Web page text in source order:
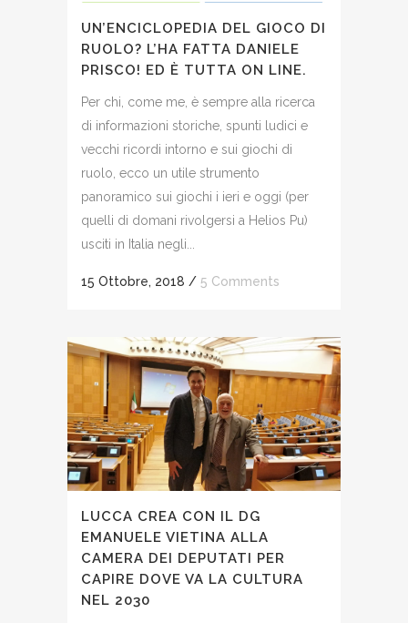
UN’ENCICLOPEDIA DEL GIOCO DI
RUOLO? L’HA FATTA DANIELE
PRISCO! ED È TUTTA ON LINE.
Per chi, come me, è sempre alla ricerca
di informazioni storiche, spunti ludici e
vecchi ricordi intorno e sui giochi di
ruolo, ecco un utile strumento
panoramico sui giochi i ieri e oggi (per
quelli di domani rivolgersi a Helios Pu)
usciti in Italia negli...
15 Ottobre, 2018 / 5 Comments
LUCCA CREA CON IL DG
EMANUELE VIETINA ALLA
CAMERA DEI DEPUTATI PER
CAPIRE DOVE VA LA CULTURA
NEL 2030